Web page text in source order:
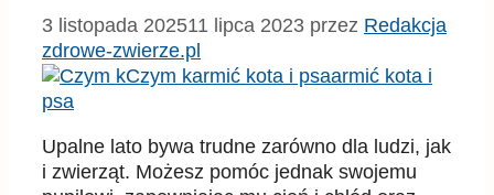
3 listopada 202511 lipca 2023 przez Redakcja
zdrowe-zwierze.pl
Upalne lato bywa trudne zarówno dla ludzi, jak
i zwierząt. Możesz pomóc jednak swojemu